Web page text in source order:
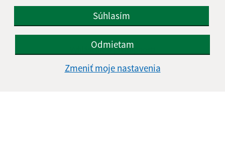
Súhlasím
Odmietam
Zmeniť moje nastavenia
Vyhlásenie o prístupnosti
Autorské práva
Ochrana osobných údajov